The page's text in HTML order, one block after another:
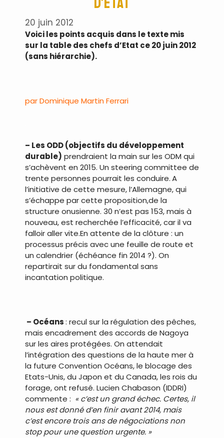
20 juin 2012
Voici les points acquis dans le texte mis
sur la table des chefs d’Etat ce 20 juin 2012
(sans hiérarchie).
par Dominique Martin Ferrari
– Les ODD (objectifs du développement
durable) prendraient la main sur les ODM qui
s’achèvent en 2015. Un steering committee de
trente personnes pourrait les conduire.A
l’initiative de cette mesure, l’Allemagne, qui
s’échappe par cette proposition,de la
structure onusienne. 30 n’est pas 153, mais à
nouveau, est recherchée l’efficacité, car il va
falloir aller vite.En attente de la clôture : un
processus précis avec une feuille de route et
un calendrier (échéance fin 2014 ?). On
repartirait sur du fondamental sans
incantation politique.
– Océans: recul sur la régulation des pêches,
mais encadrement des accords de Nagoya
sur les aires protégées. On attendait
l’intégration des questions de la haute mer à
la future Convention Océans, le blocage des
Etats-Unis, du Japon et du Canada, les rois du
forage, ont refusé. Lucien Chabason (IDDRI)
commente : « c’est un grand échec. Certes, il
nous est donné d’en finir avant 2014, mais
c’est encore trois ans de négociations non
stop pour une question urgente. »